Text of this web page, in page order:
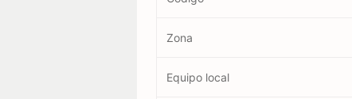
Zona
Equipo local